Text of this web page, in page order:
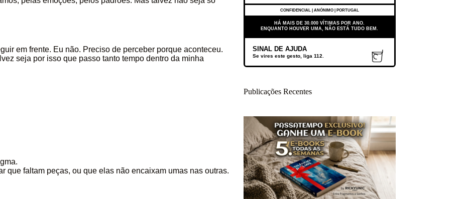
em frente. Eu não. Preciso de perceber porque aconteceu.
seja por isso que passo tanto tempo dentro da minha
que faltam peças, ou que elas não encaixam umas nas outras.
CONFIDENCIAL | ANÓNIMO | PORTUGAL
HÁ MAIS DE 30.000 VÍTIMAS POR ANO.
ENQUANTO HOUVER UMA, NÃO ESTÁ TUDO BEM.
SINAL DE AJUDA
Se vires este gesto, liga 112.
Publicações Recentes